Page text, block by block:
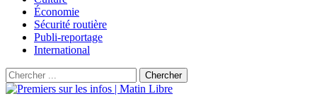
Économie
Sécurité routière
Publi-reportage
International